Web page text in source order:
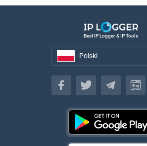
Best IP Logger & IP Tools
Polski
Polski